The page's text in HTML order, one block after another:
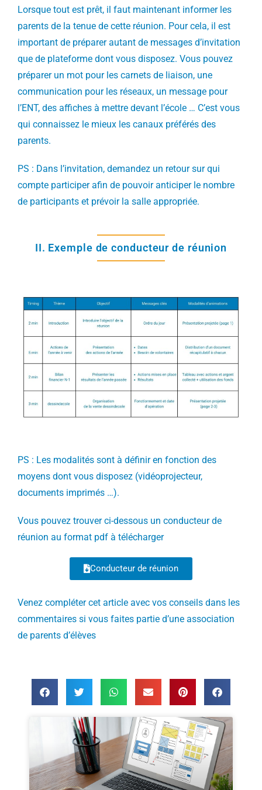
Lorsque tout est prêt, il faut maintenant informer les
parents de la tenue de cette réunion. Pour cela, il est
important de préparer autant de messages d’invitation
que de plateforme dont vous disposez. Vous pouvez
préparer un mot pour les carnets de liaison, une
communication pour les réseaux, un message pour
l’ENT, des affiches à mettre devant l’école … C’est vous
qui connaissez le mieux les canaux préférés des
parents.
PS : Dans l’invitation, demandez un retour sur qui
compte participer afin de pouvoir anticiper le nombre
de participants et prévoir la salle appropriée.
II. Exemple de conducteur de réunion
PS : Les modalités sont à définir en fonction des
moyens dont vous disposez (vidéoprojecteur,
documents imprimés …).
Vous pouvez trouver ci-dessous un conducteur de
réunion au format pdf à télécharger
Conducteur de réunion
Venez compléter cet article avec vos conseils dans les
commentaires si vous faites partie d’une association
de parents d’élèves